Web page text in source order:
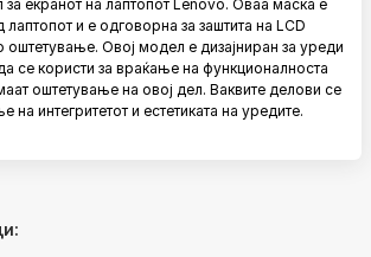
екранот на лаптопот Lenovo. Оваа маска е
и е одговорна за заштита на LCD
оштетување. Овој модел е дизајниран за уреди
се користи за враќање на функционалноста
оштетување на овој дел. Ваквите делови се
интегритетот и естетиката на уредите.